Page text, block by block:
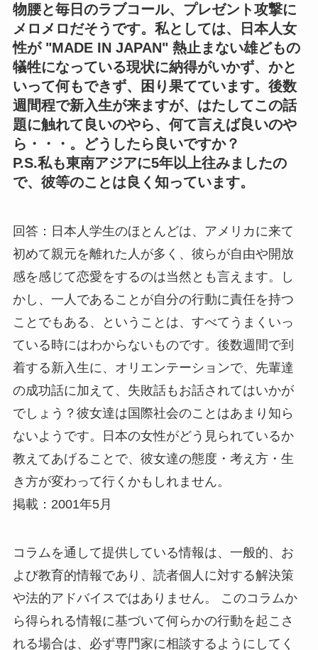
物腰と毎日のラブコール、プレゼント攻撃に
メロメロだそうです。私としては、日本人女
性が "MADE IN JAPAN" 熱止まない雄どもの
犠牲になっている現状に納得がいかず、かと
いって何もできず、困り果てています。後数
週間程で新入生が来ますが、はたしてこの話
題に触れて良いのやら、何て言えば良いのや
ら・・・。どうしたら良いですか？
P.S.私も東南アジアに5年以上往みましたの
で、彼等のことは良く知っています。
回答：日本人学生のほとんどは、アメリカに来て
初めて親元を離れた人が多く、彼らが自由や開放
感を感じて恋愛をするのは当然とも言えます。し
かし、一人であることが自分の行動に責任を持つ
ことでもある、ということは、すべてうまくいっ
ている時にはわからないものです。後数週間で到
着する新入生に、オリエンテーションで、先輩達
の成功話に加えて、失敗話もお話されてはいかが
でしょう？彼女達は国際社会のことはあまり知ら
ないようです。日本の女性がどう見られているか
教えてあげることで、彼女達の態度・考え方・生
き方が変わって行くかもしれません。
掲載：2001年5月
コラムを通して提供している情報は、一般的、お
よび教育的情報であり、読者個人に対する解決策
や法的アドバイスではありません。 このコラムか
ら得られる情報に基づいて何らかの行動を起こさ
れる場合は、必ず専門家に相談するようにしてく